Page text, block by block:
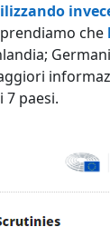
che
7 paesi.